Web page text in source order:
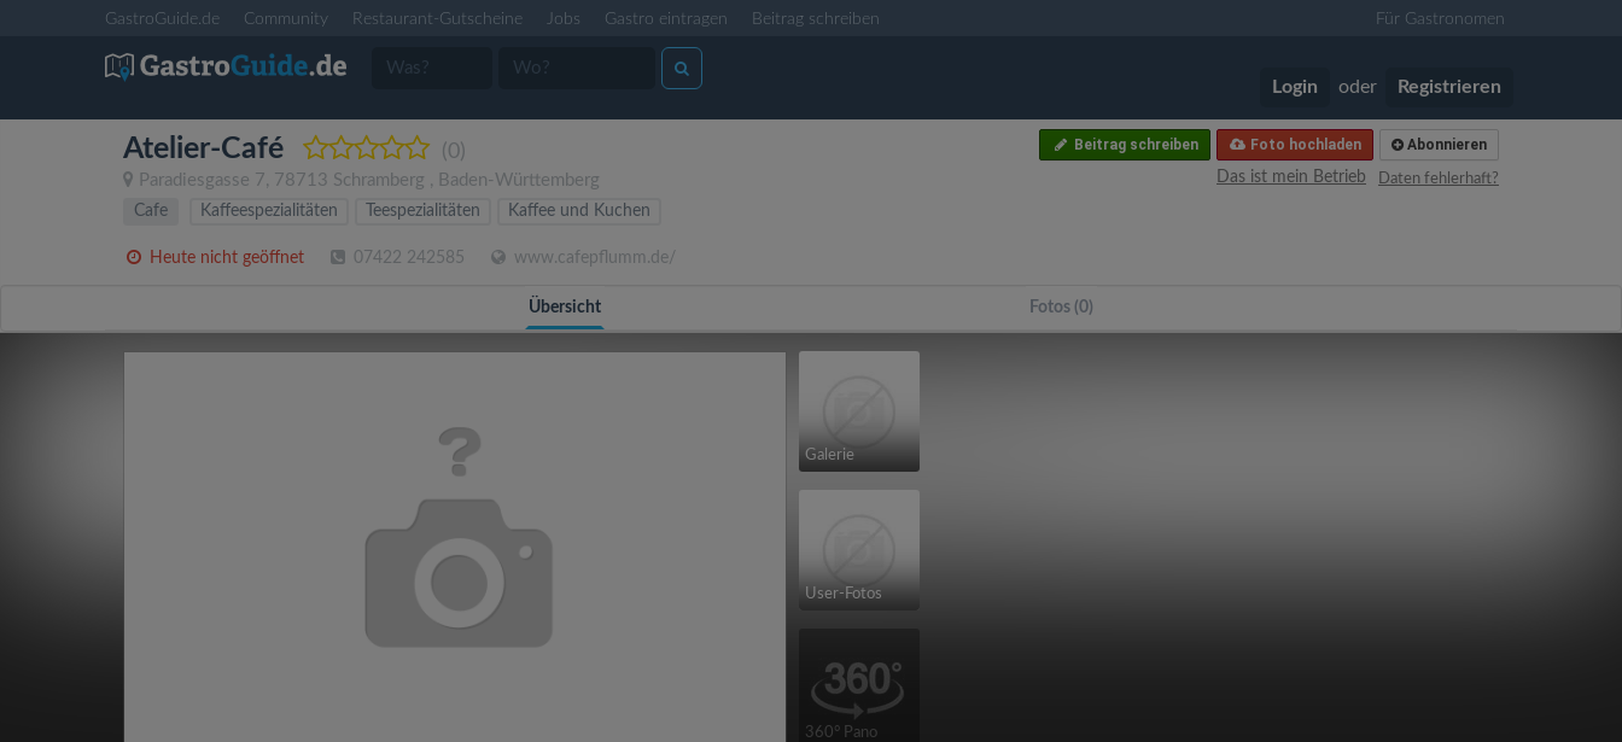
GastroGuide.de Community Restaurant-Gutscheine Jobs Gastro eintragen Beitrag schreiben Für Gastronomen
Login oder Registrieren
Atelier-Café (0)
Paradiesgasse 7, 78713 Schramberg , Baden-Württemberg
Abonnieren
Foto hochladen
Beitrag schreiben
Daten fehlerhaft?
Das ist mein Betrieb
Cafe
Kaffeespezialitäten Teespezialitäten Kaffee und Kuchen
Heute nicht geöffnet 07422 242585 www.cafepflumm.de/
Übersicht Fotos (0)
Galerie
User-Fotos
360° Pano